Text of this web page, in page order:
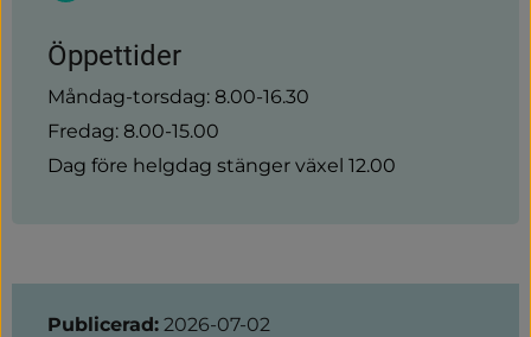
Öppettider
Måndag-torsdag: 8.00-16.30
Fredag: 8.00-15.00
Dag före helgdag stänger växel 12.00
Sidinformation
Publicerad: 2026-07-02